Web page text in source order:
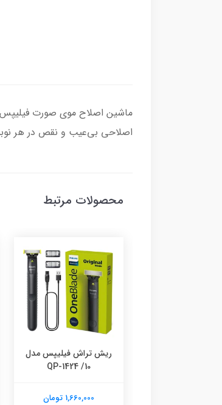
اصلاحی بی‌عیب و نقص در هر
محصولات مرتبط
ریش تراش فیلیپس مدل
10/ QP-1424
1,660,000 تومان